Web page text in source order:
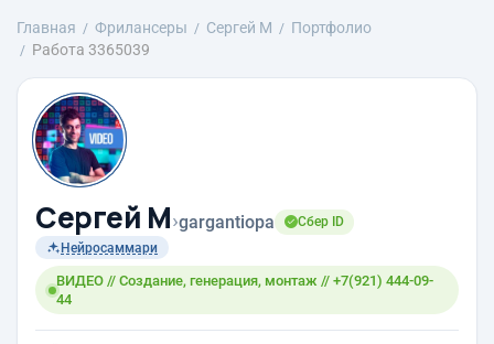
Главная Фрилансеры Сергей М
Портфолио
Работа 3365039
Сергей М›gargantiopa
Сбер ID
Нейросаммари
ВИДЕО // Создание, генерация, монтаж // +7(921) 444-09-
44